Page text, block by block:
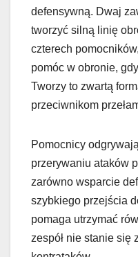
defensywną. Dwaj
tworzyć silną linię
czterech
pomóc w obronie,
Tworzy to zwartą
przeciwnikom
Pomocnicy
przerywaniu ataków
zarówno wsparcie
szybkiego przejścia
pomaga utrzymać
zespół nie stanie się